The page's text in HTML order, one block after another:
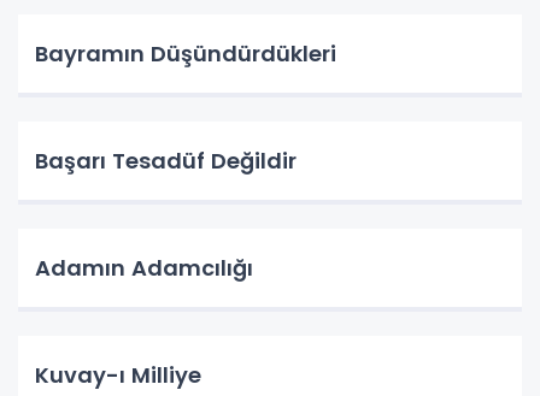
Bayramın Düşündürdükleri
Başarı Tesadüf Değildir
Adamın Adamcılığı
Kuvay-ı Milliye